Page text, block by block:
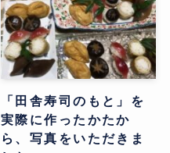
「田舎寿司のもと」を
実際に作ったかたか
ら、写真をいただきま